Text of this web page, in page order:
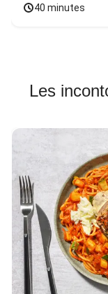
40 minutes
Les